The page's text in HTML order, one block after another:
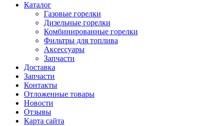
Каталог
Газовые горелки
Дизельные горелки
Комбинированные горелки
Фильтры для топлива
Аксессуары
Запчасти
Доставка
Запчасти
Контакты
Отложенные товары
Новости
Отзывы
Карта сайта